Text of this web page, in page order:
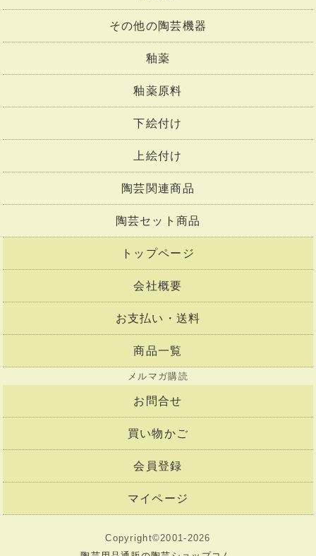
その他の陶芸機器
釉薬
釉薬原料
下絵付け
上絵付け
陶芸関連商品
陶芸セット商品
トップページ
会社概要
お支払い・送料
商品一覧
メルマガ購読
お問合せ
買い物かご
会員登録
マイページ
Copyright©2001-2026